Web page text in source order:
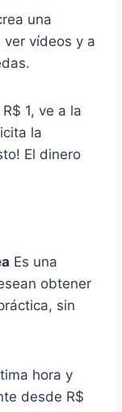
una
ver vídeos y a
1, ve a la
la
El dinero
Es una
obtener
sin
hora y
desde R$